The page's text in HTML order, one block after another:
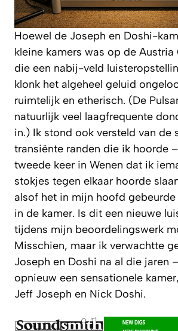
Hoewel de Joseph en Doshi-
kleine kamers was op de Austria
die een nabij-veld
klonk het algeheel geluid
ruimtelijk en etherisch. (De
natuurlijk veel laagfrequente
in.) Ik stond ook versteld van de
transiënte randen die ik hoorde
tweede keer in Wenen dat ik
stokjes tegen elkaar hoorde
alsof het in mijn hoofd
in de kamer. Is dit een nieuwe
tijdens mijn beoordelingswerk
Misschien, maar ik verwachtte
Joseph en Doshi na al die jaren
opnieuw een sensationele
Jeff Joseph en Nick Doshi.